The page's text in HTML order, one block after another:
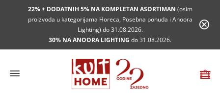
22% + DODATNIH 5% NA KOMPLETAN ASORTIMAN (osim
proizvoda u kategorijama Horeca, Posebna ponuda i Anoora
Lighting) do 31.08.2026.
30% NA ANOORA LIGHTING do 31.08.2026.